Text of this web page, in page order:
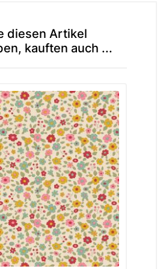
diesen Artikel
kauften auch ...